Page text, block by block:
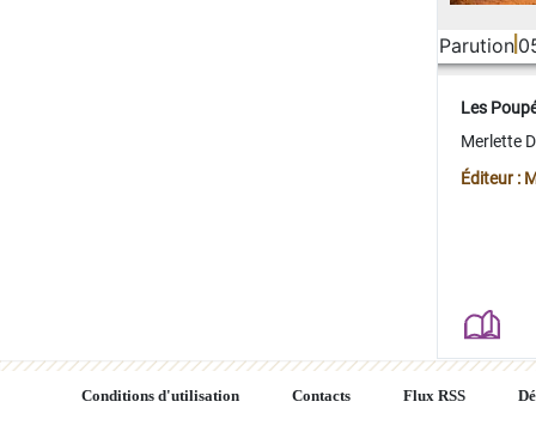
Parution
Les
Merlette
Éditeur :
Conditions d'utilisation Contacts Flux RSS